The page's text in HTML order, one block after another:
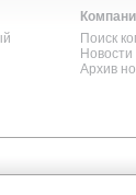
Поиск
Архив